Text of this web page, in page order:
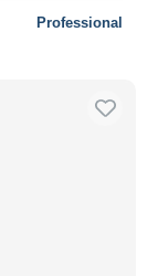
Professional